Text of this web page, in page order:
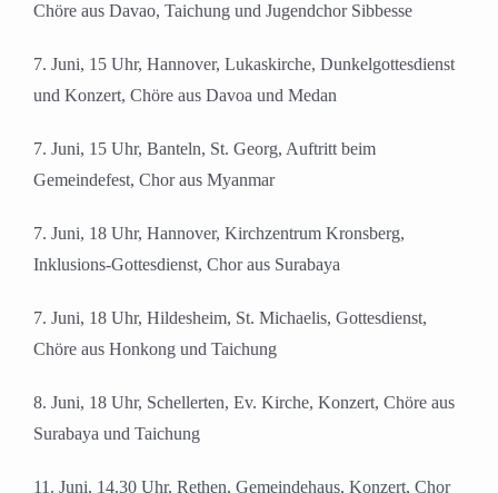
Chöre aus Davao, Taichung und Jugendchor Sibbesse
7. Juni, 15 Uhr, Hannover, Lukaskirche, Dunkelgottesdienst
und Konzert, Chöre aus Davoa und Medan
7. Juni, 15 Uhr, Banteln, St. Georg, Auftritt beim
Gemeindefest, Chor aus Myanmar
7. Juni, 18 Uhr, Hannover, Kirchzentrum Kronsberg,
Inklusions-Gottesdienst, Chor aus Surabaya
7. Juni, 18 Uhr, Hildesheim, St. Michaelis, Gottesdienst,
Chöre aus Honkong und Taichung
8. Juni, 18 Uhr, Schellerten, Ev. Kirche, Konzert, Chöre aus
Surabaya und Taichung
11. Juni, 14.30 Uhr, Rethen, Gemeindehaus, Konzert, Chor